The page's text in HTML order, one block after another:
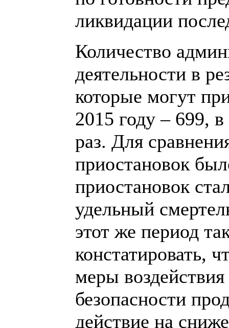
ликвидации
Количество
деятельности в
которые могут
2015 году – 699,
раз. Для
приостановок
приостановок
удельный
этот же период
констатировать,
меры
безопасности
действие на